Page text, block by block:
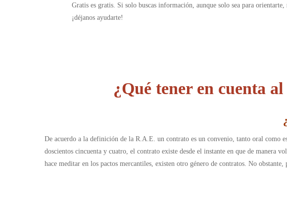
Gratis es gratis. Si solo buscas información, aunque solo sea para orientarte,
¡déjanos ayudarte!
¿Qué tener en cuenta
¿
De acuerdo a la definición de la R.A.E. un contrato es un convenio, tanto oral
doscientos cincuenta y cuatro, el contrato existe desde el instante en que de manera
hace meditar en los pactos mercantiles, existen otro género de contratos. No obstante,